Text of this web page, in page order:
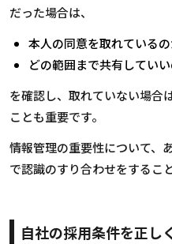
だった場合は、
本人の同意を取れている
どの範囲まで共有してい
を確認し、取れていない場合
ことも重要です。
情報管理の重要性について、
で認識のすり合わせをするこ
自社の採用条件を正し